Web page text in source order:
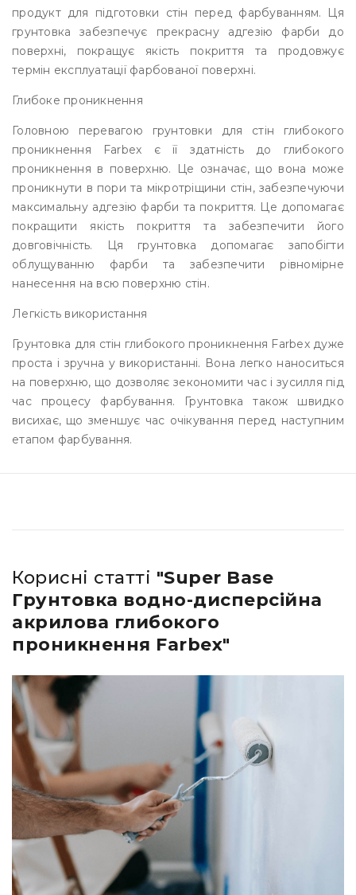
продукт для підготовки стін перед фарбуванням. Ця
грунтовка забезпечує прекрасну адгезію фарби до
поверхні, покращує якість покриття та продовжує
термін експлуатації фарбованої поверхні.
Глибоке проникнення
Головною перевагою грунтовки для стін глибокого
проникнення Farbex є її здатність до глибокого
проникнення в поверхню. Це означає, що вона може
проникнути в пори та мікротріщини стін, забезпечуючи
максимальну адгезію фарби та покриття. Це допомагає
покращити якість покриття та забезпечити його
довговічність. Ця грунтовка допомагає запобігти
облущуванню фарби та забезпечити рівномірне
нанесення на всю поверхню стін.
Легкість використання
Грунтовка для стін глибокого проникнення Farbex дуже
проста і зручна у використанні. Вона легко наноситься
на поверхню, що дозволяє зекономити час і зусилля під
час процесу фарбування. Грунтовка також швидко
висихає, що зменшує час очікування перед наступним
етапом фарбування.
Корисні статті "Super Base
Грунтовка водно-дисперсійна
акрилова глибокого
проникнення Farbex"